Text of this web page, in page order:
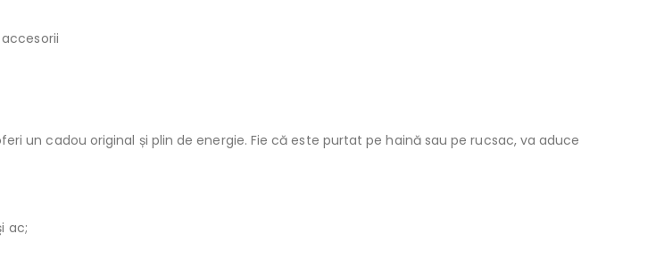
un cadou original și plin de energie. Fie că este purtat pe haină sau pe rucsac, va aduce
ac;